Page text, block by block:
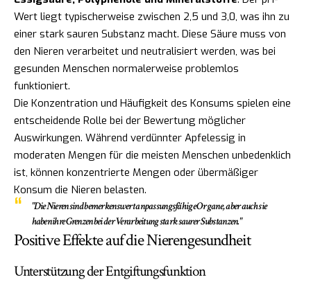
Wert liegt typischerweise zwischen 2,5 und 3,0, was ihn zu
einer stark sauren Substanz macht. Diese Säure muss von
den Nieren verarbeitet und neutralisiert werden, was bei
gesunden Menschen normalerweise problemlos
funktioniert.
Die Konzentration und Häufigkeit des Konsums spielen eine
entscheidende Rolle bei der Bewertung möglicher
Auswirkungen. Während verdünnter Apfelessig in
moderaten Mengen für die meisten Menschen unbedenklich
ist, können konzentrierte Mengen oder übermäßiger
Konsum die Nieren belasten.
"Die Nieren sind bemerkenswert anpassungsfähige Organe, aber auch sie
haben ihre Grenzen bei der Verarbeitung stark saurer Substanzen."
Positive Effekte auf die Nierengesundheit
Unterstützung der Entgiftungsfunktion